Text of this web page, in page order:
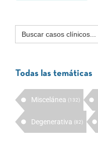
Buscar:
Todas las temáticas
Miscelánea (132)
Degenerativa (82)